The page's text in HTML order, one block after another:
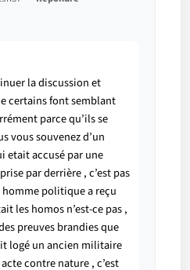
la discussion et
certains font semblant
parce qu’ils se
vous souvenez d’un
etait accusé par une
par derrière , c’est pas
homme politique a reçu
les homos n’est-ce pas ,
preuves brandies que
logé un ancien militaire
contre nature , c’est